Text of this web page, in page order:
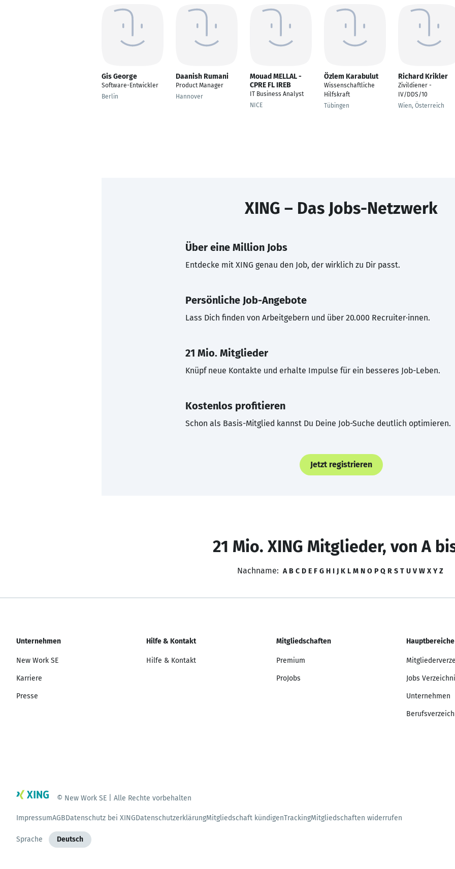
Gis George
Software-Entwickler
Berlin
Daanish Rumani
Product Manager
Hannover
Mouad MELLAL -
CPRE FL IREB
IT Business Analyst
NICE
Özlem Karabulut
Wissenschaftliche
Hilfskraft
Tübingen
Richard Krikler
Zivildiener -
IV/DDS/10
Wien, Österreich
XING – Das Jobs-Netzwerk
Über eine Million Jobs
Entdecke mit XING genau den Job, der wirklich zu Dir passt.
Persönliche Job-Angebote
Lass Dich finden von Arbeitgebern und über 20.000 Recruiter·innen.
21 Mio. Mitglieder
Knüpf neue Kontakte und erhalte Impulse für ein besseres Job-Leben.
Kostenlos profitieren
Schon als Basis-Mitglied kannst Du Deine Job-Suche deutlich optimieren.
Jetzt registrieren
21 Mio. XING Mitglieder, von A
Nachname: A B C D E F G H I J K L M N O P Q R S T U V W X Y Z
Unternehmen
New Work SE
Karriere
Presse
Hilfe & Kontakt
Hilfe & Kontakt
Mitgliedschaften
Premium
ProJobs
Hauptbereiche
Jobs
Unternehmen
© New Work SE | Alle Rechte vorbehalten
ImpressumAGBDatenschutz bei XINGDatenschutzerklärungMitgliedschaft kündigenTrackingMitgliedschaften widerrufen
Sprache Deutsch